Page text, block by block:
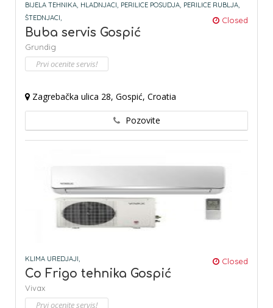
BIJELA TEHNIKA, HLADNJACI, PERILICE POSUDJA, PERILICE RUBLJA,
ŠTEDNJACI,
Closed
Buba servis Gospić
Grundig
Prvi ocenite servis!
Zagrebačka ulica 28, Gospić, Croatia
Pozovite
KLIMA UREDJAJI, Closed
Co Frigo tehnika Gospić
Vivax
Prvi ocenite servis!